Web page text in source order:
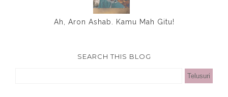
Ah, Aron Ashab. Kamu Mah Gitu!
SEARCH THIS BLOG